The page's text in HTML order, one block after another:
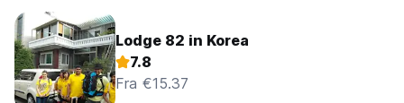
Lodge 82 in Korea
7.8
Fra €15.37